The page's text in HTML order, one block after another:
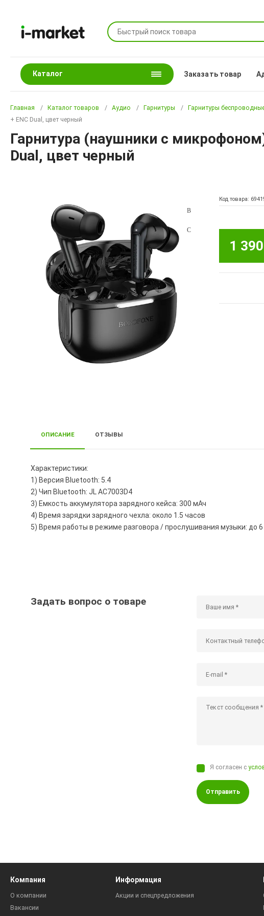
Каталог Заказать товар
Главная Каталог товаров Аудио Гарнитуры Гарнитуры
+ ENC Dual, цвет черный
Гарнитура (наушники с микрофоном)
Dual, цвет черный
Код товара:
1
ОПИСАНИЕ ОТЗЫВЫ
Характеристики:
1) Версия Bluetooth: 5.4
2) Чип Bluetooth: JL AC7003D4
3) Емкость аккумулятора зарядного кейса: 300 мАч
4) Время зарядки зарядного чехла: около 1.5 часов
5) Время работы в режиме разговора / прослушивания музыки: до
Задать вопрос о товаре
Я согласен с
Отправить
Компания
О компании
Вакансии
Информация
Акции и спецпредложения